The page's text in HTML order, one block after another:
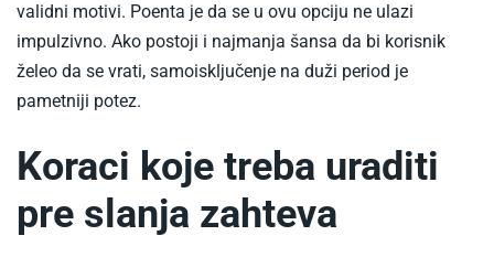
validni motivi. Poenta je da se u ovu opciju ne ulazi
impulzivno. Ako postoji i najmanja šansa da bi korisnik
želeo da se vrati, samoisključenje na duži period je
pametniji potez.
Koraci koje treba uraditi
pre slanja zahteva